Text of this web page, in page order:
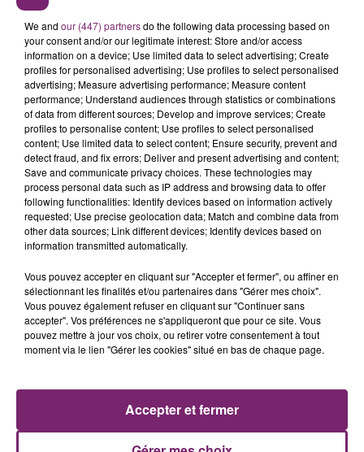
PHOTOS PUBLICITÉ
We and our (447) partnersdo the following data processing based on
your consent and/or our legitimate interest: Store and/or access
information on a device; Use limited data to select advertising; Create
profiles for personalised advertising; Use profiles to select personalised
advertising; Measure advertising performance; Measure content
performance; Understand audiences through statistics or combinations
of data from different sources; Develop and improve services; Create
profiles to personalise content; Use profiles to select personalised
content; Use limited data to select content; Ensure security, prevent and
detect fraud, and fix errors; Deliver and present advertising and content;
Save and communicate privacy choices. These technologies may
process personal data such as IP address and browsing data to offer
following functionalities: Identify devices based on information actively
requested; Use precise geolocation data; Match and combine data from
other data sources; Link different devices; Identify devices based on
information transmitted automatically.
Vous pouvez accepter en cliquant sur "Accepter et fermer", ou affiner en
sélectionnant les finalités et/ou partenaires dans "Gérer mes choix".
Vous pouvez également refuser en cliquant sur "Continuer sans
accepter". Vos préférences ne s'appliqueront que pour ce site. Vous
pouvez mettre à jour vos choix, ou retirer votre consentement à tout
moment via le lien "Gérer les cookies" situé en bas de chaque page.
Accepter et fermer